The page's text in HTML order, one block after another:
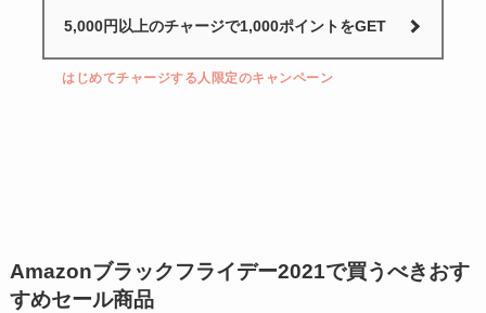
5,000円以上のチャージで1,000ポイントをGET
はじめてチャージする人限定のキャンペーン
Amazonブラックフライデー2021で買うべきおす
すめセール商品